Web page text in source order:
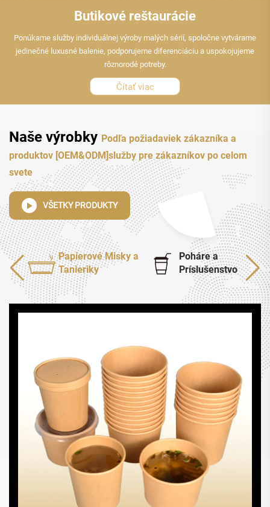
Butikové reštaurácie
Ponúkame služby individuálnej výroby malých sérií, spoločne vytvárame
jedinečné luxusné balenie, podporujeme diferenciáciu a uspokojujeme
rôznorodé potreby.
Čítať viac
Naše výrobky Podľa požiadaviek zákazníka a
produktov [OEM&ODM]služby pre zákazníkov po celom
svete
VŠETKY PRODUKTY
Papierové Misky a
Tanieriky
Poháre a
Príslušenstvo
Osemuholníková miska